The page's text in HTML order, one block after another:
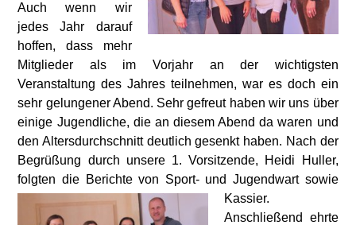
Auch wenn wir
jedes Jahr darauf
hoffen, dass mehr
Mitglieder als im Vorjahr an der wichtigsten
Veranstaltung des Jahres teilnehmen, war es doch ein
sehr gelungener Abend. Sehr gefreut haben wir uns über
einige Jugendliche, die an diesem Abend da waren und
den Altersdurchschnitt deutlich gesenkt haben. Nach der
Begrüßung durch unsere 1. Vorsitzende, Heidi Huller,
folgten die Berichte von Sport- und Jugendwart sowie
Kassier.
Anschließend ehrte